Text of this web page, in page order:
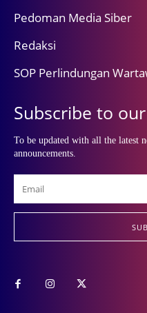
Pedoman Media Siber
Redaksi
SOP Perlindungan
Subscribe to
To be updated with all the latest
announcements.